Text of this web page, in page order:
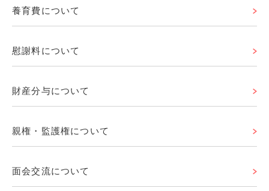
養育費について
慰謝料について
財産分与について
親権・監護権について
面会交流について